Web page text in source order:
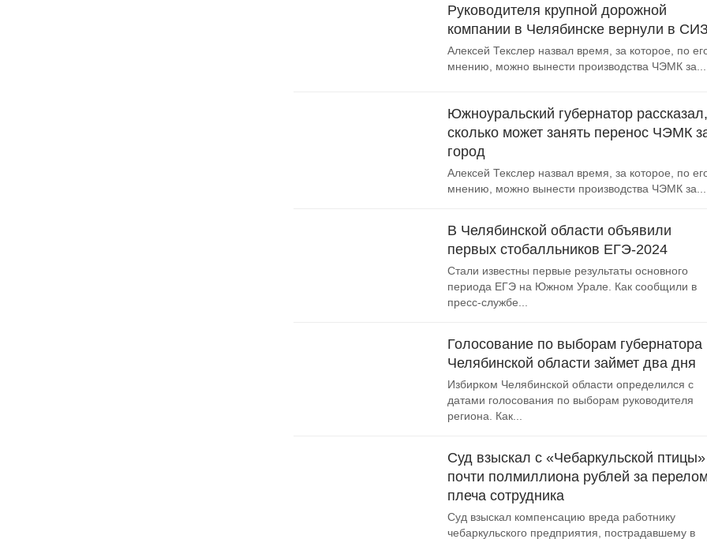
Руководителя крупной дорожной
компании в Челябинске вернули в
Алексей Текслер назвал время, за которое, по
мнению, можно вынести производства ЧЭМК за...
Южноуральский губернатор рассказал,
сколько может занять перенос ЧЭМК
город
Алексей Текслер назвал время, за которое, по
мнению, можно вынести производства ЧЭМК за...
В Челябинской области объявили
первых стобалльников ЕГЭ-2024
Стали известны первые результаты основного
периода ЕГЭ на Южном Урале. Как сообщили в
пресс-службе...
Голосование по выборам губернатора
Челябинской области займет два дня
Избирком Челябинской области определился с
датами голосования по выборам руководителя
региона. Как...
Суд взыскал с «Чебаркульской птицы»
почти полмиллиона рублей за
плеча сотрудника
Суд взыскал компенсацию вреда работнику
чебаркульского предприятия, пострадавшему в